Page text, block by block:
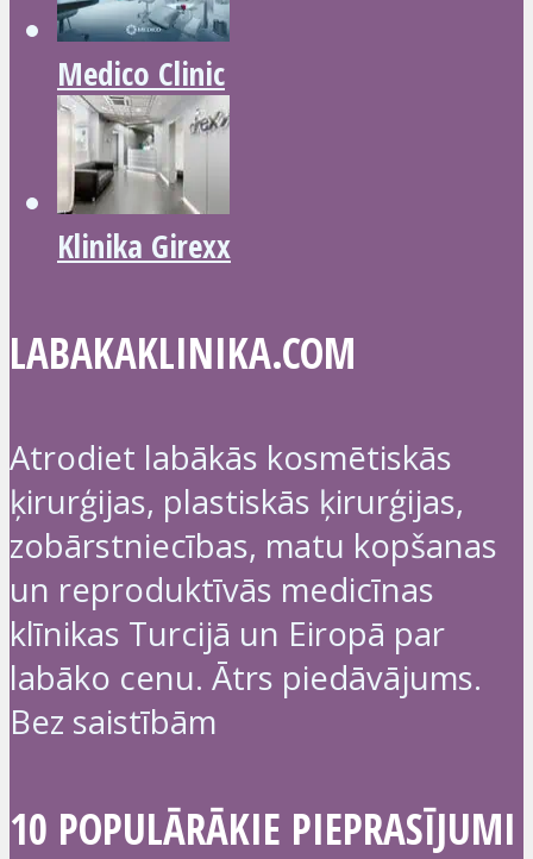
Medico Clinic
Klinika Girexx
LABAKAKLINIKA.COM
Atrodiet labākās kosmētiskās
ķirurģijas, plastiskās ķirurģijas,
zobārstniecības, matu kopšanas
un reproduktīvās medicīnas
klīnikas Turcijā un Eiropā par
labāko cenu. Ātrs piedāvājums.
Bez saistībām
10 POPULĀRĀKIE PIEPRASĪJUMI